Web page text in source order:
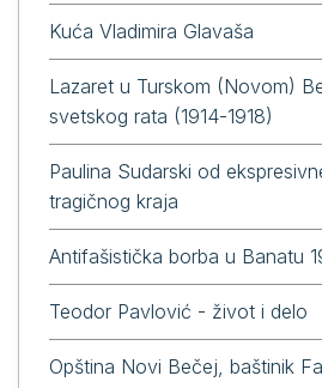
Kuća Vladimira Glavaša
Lazaret u Turskom (Novom)
svetskog rata (1914-1918)
Paulina Sudarski od
tragičnog kraja
Antifašistička borba u Banatu
Теоdоr Pаvlović - živоt i dеlо
Opština Novi Bečej, baštinik